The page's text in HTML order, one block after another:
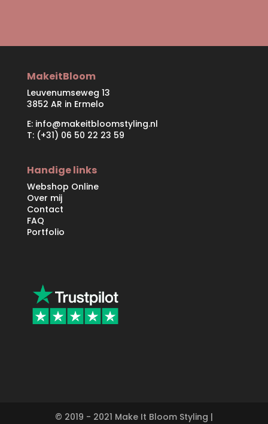
MakeitBloom
Leuvenumseweg 13
3852 AR in Ermelo
E: info@makeitbloomstyling.nl
T: (+31) 06 50 22 23 59
Handige links
Webshop Online
Over mij
Contact
FAQ
Portfolio
© 2019 - 2021 Make It Bloom Styling |